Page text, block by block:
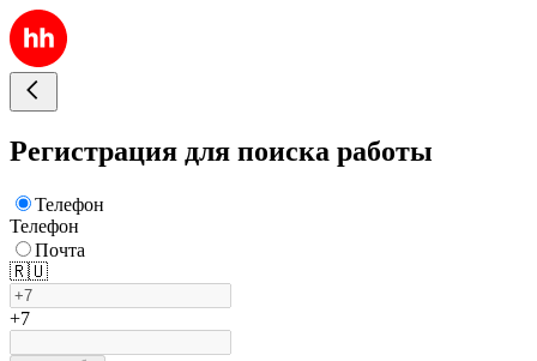
Регистрация для поиска работы
Телефон
Телефон
Почта
🇷🇺
+7